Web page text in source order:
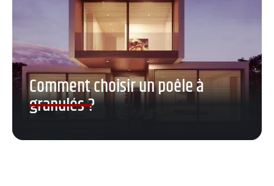
Comment choisir un poêle à
granulés ?